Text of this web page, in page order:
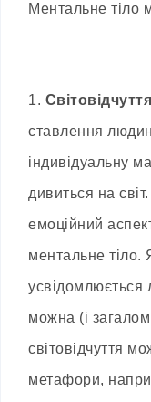
Ментальне тіло
1. Світовідчуття
ставлення
індивідуальну
дивиться на
емоційний
ментальне тіло.
усвідомлюється
можна (і
світовідчуття
метафори,